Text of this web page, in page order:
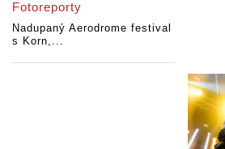
Fotoreporty
Nadupaný Aerodrome festival
s Korn,...